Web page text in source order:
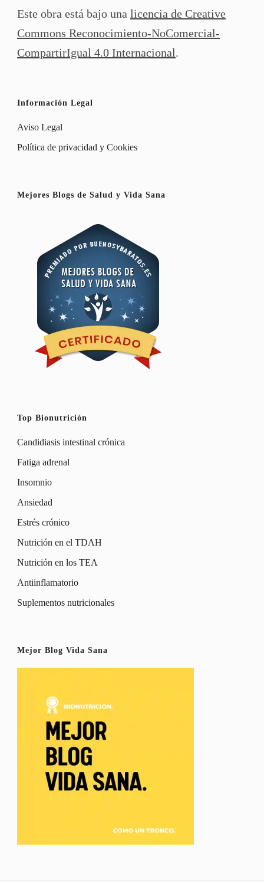
Este obra está bajo una licencia de Creative
Commons Reconocimiento-NoComercial-
CompartirIgual 4.0 Internacional.
Información Legal
Aviso Legal
Política de privacidad y Cookies
Mejores Blogs de Salud y Vida Sana
Top Bionutrición
Candidiasis intestinal crónica
Fatiga adrenal
Insomnio
Ansiedad
Estrés crónico
Nutrición en el TDAH
Nutrición en los TEA
Antiinflamatorio
Suplementos nutricionales
Mejor Blog Vida Sana